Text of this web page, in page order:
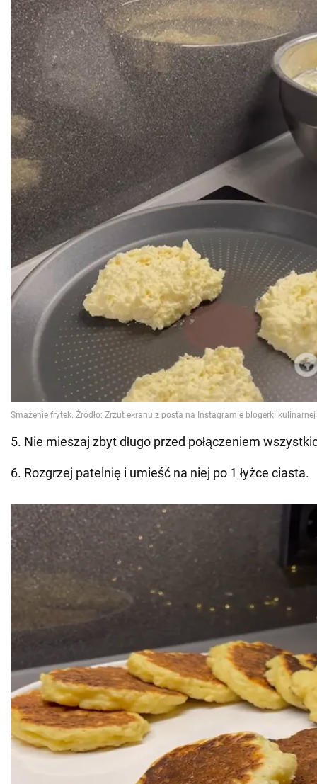
5. Nie mieszaj zbyt długo przed połączeniem
6. Rozgrzej patelnię i umieść na niej po 1 łyżce ciasta.